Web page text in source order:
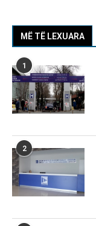
MË TË LEXUARA
1
2